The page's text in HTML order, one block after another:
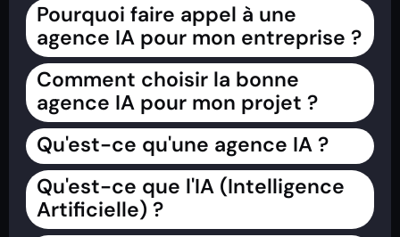
Pourquoi faire appel à une
agence IA pour mon entreprise ?
Comment choisir la bonne
agence IA pour mon projet ?
Qu'est-ce qu'une agence IA ?
Qu'est-ce que l'IA (Intelligence
Artificielle) ?